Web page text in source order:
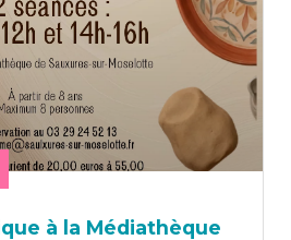
à la Médiathèque